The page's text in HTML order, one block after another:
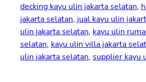
decking kayu ulin jakarta selatan,
jakarta selatan, jual kayu ulin
ulin jakarta selatan, kayu ulin
selatan, kayu ulin villa jakarta
ulin jakarta selatan, supplier kayu